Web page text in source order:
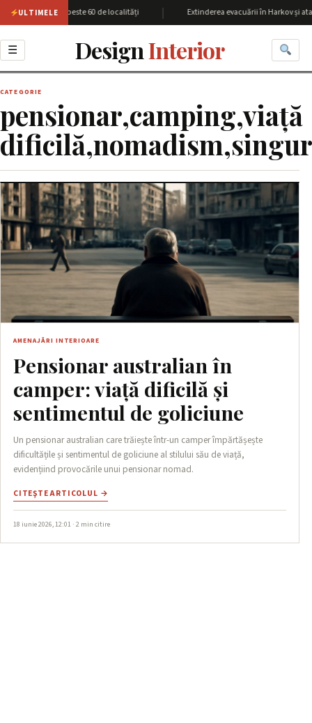
ULTIMELE
Harkov cu peste 60 de localități Extinderea evacuării în Harkov și
☰ DesignInterior
CATEGORIE
pensionar,camping,viață
AMENAJĂRI INTERIOARE
Pensionar australian în
camper: viață dificilă și
sentimentul de goliciune
Un pensionar australian care trăiește într-un camper împărtășește
dificultățile și sentimentul de goliciune al stilului său de viață,
evidențiind provocările unui pensionar nomad.
CITEŞTE ARTICOLUL →
18 iunie 2026, 12:01 · 2 min citire